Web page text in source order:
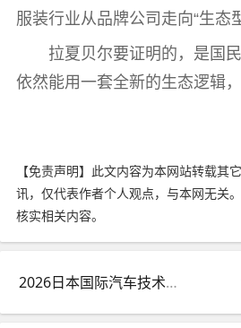
服装行业从品牌公司走向“生态
拉夏贝尔要证明的，是国
依然能用一套全新的生态逻辑
【免责声明】此文内容为本网站转载其
讯，仅代表作者个人观点，与本网无关
核实相关内容。
2026日本国际汽车技术展览会｜切入日系核心供应链，布局全球汽车智造战略高地